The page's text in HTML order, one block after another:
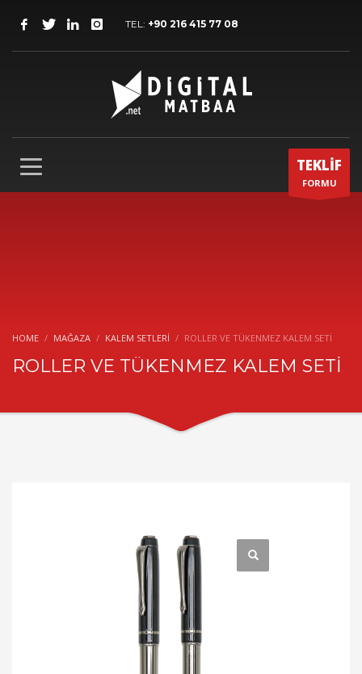
TEL: +90 216 415 77 08
TEKLİF
FORMU
HOME MAĞAZA KALEM SETLERI ROLLER VE TÜKENMEZ KALEM SETİ
ROLLER VE TÜKENMEZ KALEM SETİ